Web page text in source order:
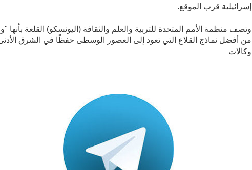
إسرائيلية قرب الموقع.
وتصف منظمة الأمم المتحدة للتربية والعلم والثقافة (اليونسكو) القلعة بأنها
من أفضل نماذج القلاع التي تعود إلى العصور الوسطى حفظًا في الشرق
وكالات